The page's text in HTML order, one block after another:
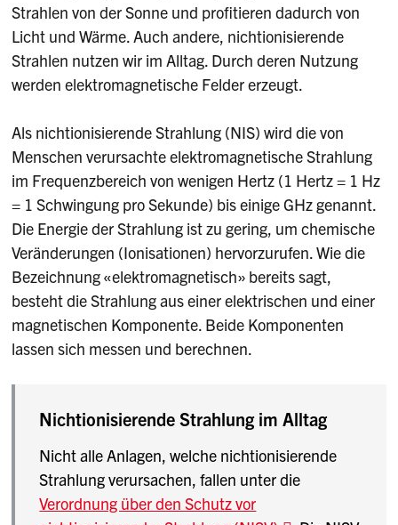
Strahlen von der Sonne und profitieren dadurch von
Licht und Wärme. Auch andere, nichtionisierende
Strahlen nutzen wir im Alltag. Durch deren Nutzung
werden elektromagnetische Felder erzeugt.
Als nichtionisierende Strahlung (NIS) wird die von
Menschen verursachte elektromagnetische Strahlung
im Frequenzbereich von wenigen Hertz (1 Hertz = 1 Hz
= 1 Schwingung pro Sekunde) bis einige GHz genannt.
Die Energie der Strahlung ist zu gering, um chemische
Veränderungen (Ionisationen) hervorzurufen. Wie die
Bezeichnung «elektromagnetisch» bereits sagt,
besteht die Strahlung aus einer elektrischen und einer
magnetischen Komponente. Beide Komponenten
lassen sich messen und berechnen.
Nichtionisierende Strahlung im Alltag
Nicht alle Anlagen, welche nichtionisierende
Strahlung verursachen, fallen unter die
Verordnung über den Schutz vor